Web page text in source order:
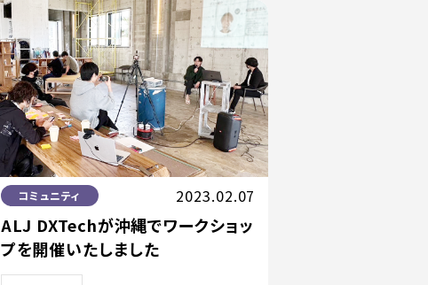
コミュニティ 2023.02.07
ALJ DXTechが沖縄でワークショッ
プを開催いたしました